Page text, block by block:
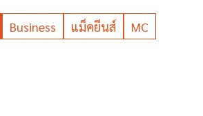
Business แม็คยีนส์ MC